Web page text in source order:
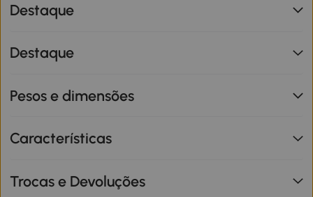
Destaque
Destaque
Pesos e dimensões
Características
Trocas e Devoluções